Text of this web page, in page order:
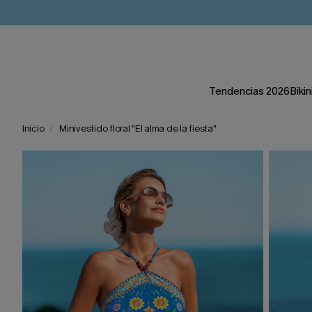
Tendencias 2026
Inicio Minivestido floral "El alma de la fiesta"